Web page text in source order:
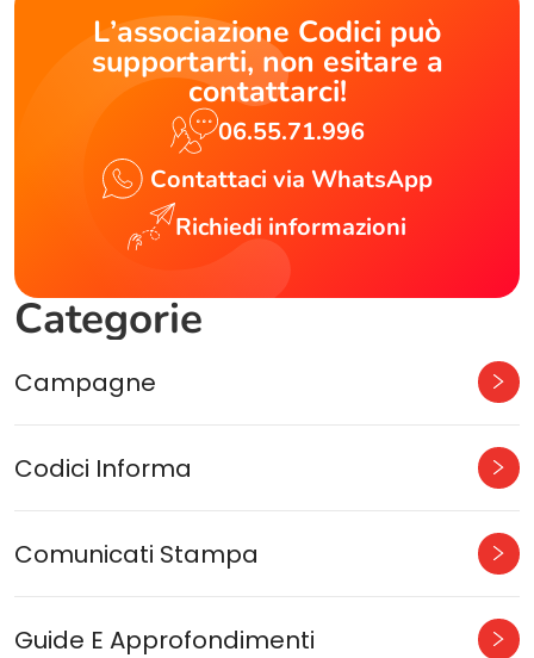
L’associazione Codici può
supportarti, non esitare a
contattarci!
06.55.71.996
Contattaci via WhatsApp
Richiedi informazioni
Categorie
Campagne
Codici Informa
Comunicati Stampa
Guide E Approfondimenti